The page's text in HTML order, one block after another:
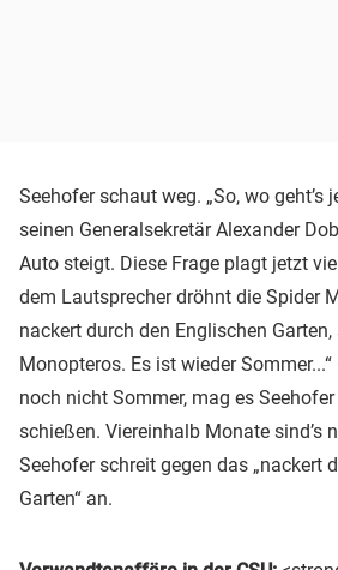
Seehofer schaut weg. „So, wo geht’s
seinen Generalsekretär Alexander
Auto steigt. Diese Frage plagt jetzt
dem Lautsprecher dröhnt die Spider
nackert durch den Englischen
Monopteros. Es ist wieder
noch nicht Sommer, mag es
schießen. Viereinhalb Monate sind’s
Seehofer schreit gegen das „nackert
Garten“ an.